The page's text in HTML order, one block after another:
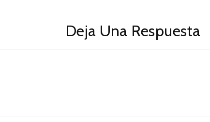
Deja Una Respuesta